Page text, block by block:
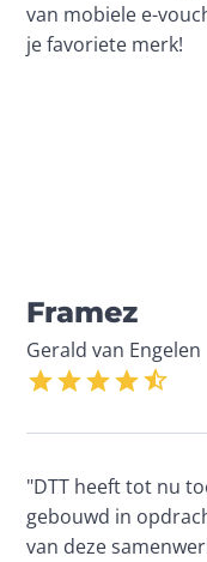
van mobiele e-
je favoriete merk!
Framez
Gerald van Engelen
"DTT heeft tot nu
gebouwd in
van deze